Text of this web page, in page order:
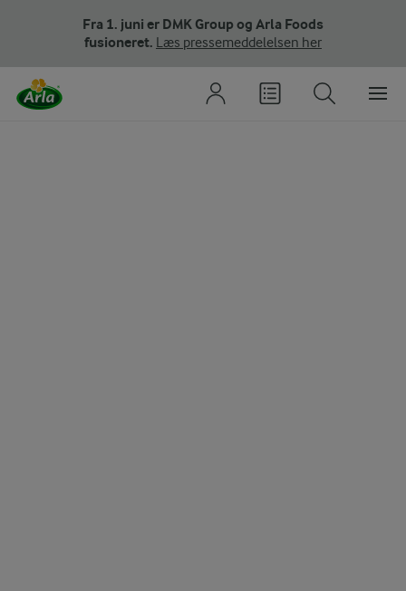
Fra 1. juni er DMK Group og Arla Foods
fusioneret. Læs pressemeddelelsen her